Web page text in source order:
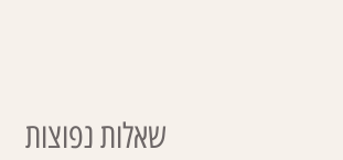
שאלות נפוצות